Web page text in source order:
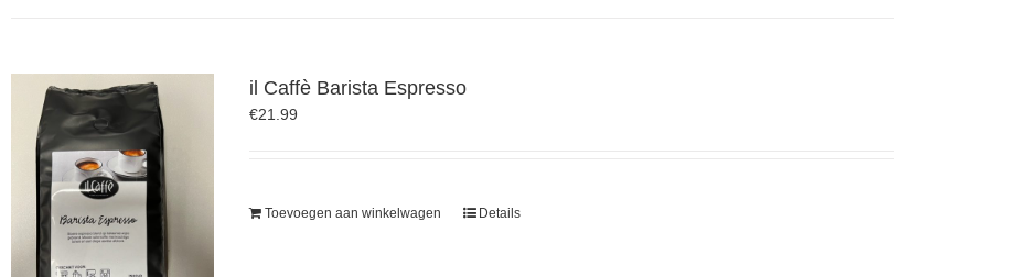
il Caffè Barista Espresso
€21.99
Toevoegen aan winkelwagen Details